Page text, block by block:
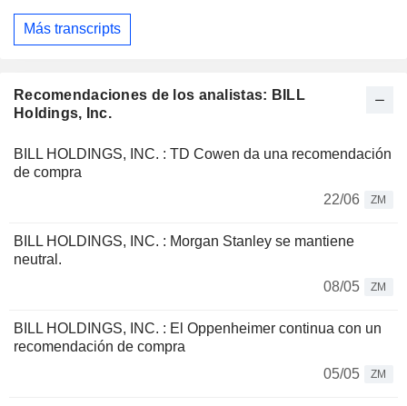
Más transcripts
Recomendaciones de los analistas: BILL
Holdings, Inc.
BILL HOLDINGS, INC. : TD Cowen da una recomendación
de compra
22/06
ZM
BILL HOLDINGS, INC. : Morgan Stanley se mantiene
neutral.
08/05
ZM
BILL HOLDINGS, INC. : El Oppenheimer continua con un
recomendación de compra
05/05
ZM